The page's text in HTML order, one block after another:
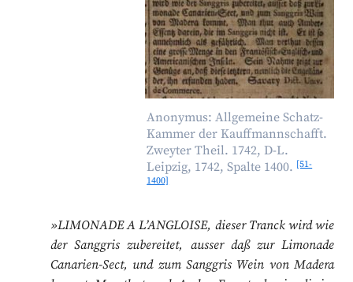
Anonymus: Allgemeine Schatz-
Kammer der Kauffmannschafft.
Zweyter Theil. 1742, D-L.
Leipzig, 1742, Spalte 1400. [51-
1400]
»LIMONADE A L’ANGLOISE, dieser Tranck wird wie
der Sanggris zubereitet, ausser daß zur Limonade
Canarien-Sect, und zum Sanggris Wein von Madera